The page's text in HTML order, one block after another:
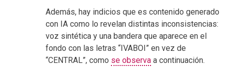
Además, hay indicios que es contenido generado
con IA como lo revelan distintas inconsistencias:
voz sintética y una bandera que aparece en el
fondo con las letras “IVABOI” en vez de
“CENTRAL”, como se observa a continuación.